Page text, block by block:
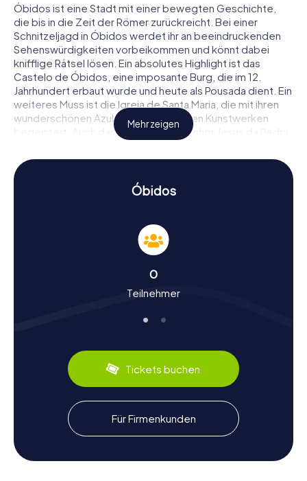
Óbidos ist eine Stadt mit einer bewegten Geschichte,
die bis in die Zeit der Römer zurückreicht. Bei einer
Schnitzeljagd in Óbidos werdet ihr an beeindruckenden
Sehenswürdigkeiten vorbeikommen und könnt dabei
knifflige Rätsel lösen. Ein absolutes Highlight ist das
Castelo de Óbidos, eine imposante Burg, die im 12.
Jahrhundert erbaut wurde und heute als Pousada dient. Ein
weiteres Muss ist die Igreja de Santa Maria, die mit ihren
wunderschönen Azulejos und barocken Kunstwerken
begeistert. Auch das Santuário do Senhor Jesus da Pedra,
einen Besuch wert. Diese und viele weitere Orte machen
die Schnitzeljagd in Óbidos zu einem unvergesslichen
Während eurer Schnitzeljagd in Óbidos werdet ihr nicht
über die Geschichte und Kultur der Stadt erfahren.
Óbidos war einst ein wichtiger strategischer Punkt und
die Römer und die Mauren. Wusstet ihr, dass die Stadt im
Hochzeitsgeschenk übergeben wurde? Diese Tradition
setzte sich fort, und so wurde Óbidos als "Stadt der
Königinnen" bekannt. Außerdem ist die Stadt für ihre
jährlichen Veranstaltungen wie das Schokoladenfestival
und das Mittelalterliche Markt bekannt. Und nicht zu
vergessen: die kulinarischen Spezialitäten wie der
köstliche Ginjinha, ein Kirschlikör, den ihr unbedingt
probieren solltet.
Mehr zeigen
Óbidos
0
Teilnehmer
Tickets buchen
Für Firmenkunden